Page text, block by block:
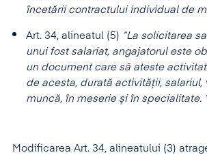
încetării contractului individual de
Art. 34, alineatul (5) ”La solicitarea
unui fost salariat, angajatorul este
un document care să ateste
de acesta, durată activităţii, salariul,
muncă, în meserie şi în specialitate.
Modificarea Art. 34, alineatului (3)